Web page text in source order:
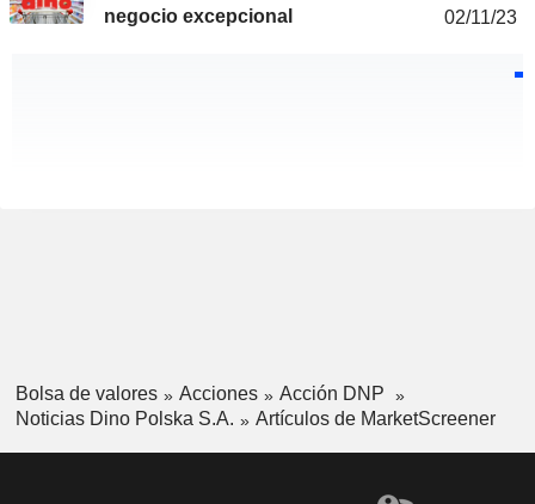
negocio excepcional
02/11/23
Bolsa de valores Acciones
Acción DNP
Noticias Dino Polska S.A.
Artículos de MarketScreener